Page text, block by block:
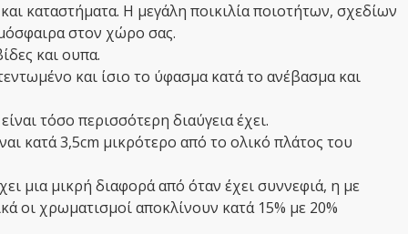
καταστήματα. Η μεγάλη ποικιλία ποιοτήτων, σχεδίων
στον χώρο σας.
και ουπα.
και ίσιο το ύφασμα κατά το ανέβασμα και
τόσο περισσότερη διαύγεια έχει.
κατά 3,5cm μικρότερο από το ολικό πλάτος του
μια μικρή διαφορά από όταν έχει συννεφιά, η με
οι χρωματισμοί αποκλίνουν κατά 15% με 20%